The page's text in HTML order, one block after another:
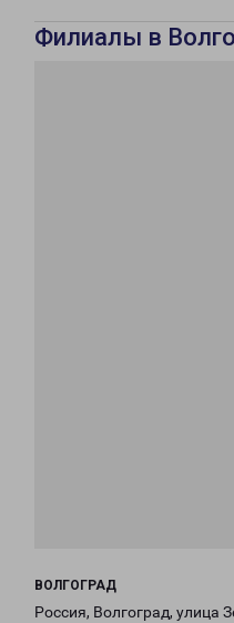
Филиалы в
ВОЛГОГРАД
Россия, Волгоград, улица